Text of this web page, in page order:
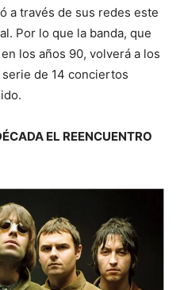
a través de sus redes este
Por lo que la banda, que
los años 90, volverá a los
de 14 conciertos
EL REENCUENTRO